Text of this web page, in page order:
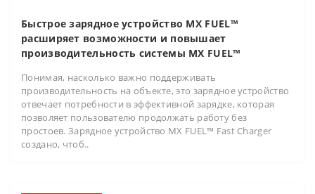
Быстрое зарядное устройство MX FUEL™
расширяет возможности и повышает
производительность системы MX FUEL™
Понимая, насколько важно поддерживать
производительность на объекте, это зарядное устройство
отвечает потребности в эффективной зарядке, которая
позволяет пользователю продолжать работу без
простоев. Зарядное устройство MX FUEL™ Fast Charger
создано, чтоб..